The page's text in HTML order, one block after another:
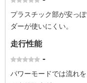
プラスチック部が安っ
ダーが使いにくい。
走行性能
-
パワーモードでは流れ